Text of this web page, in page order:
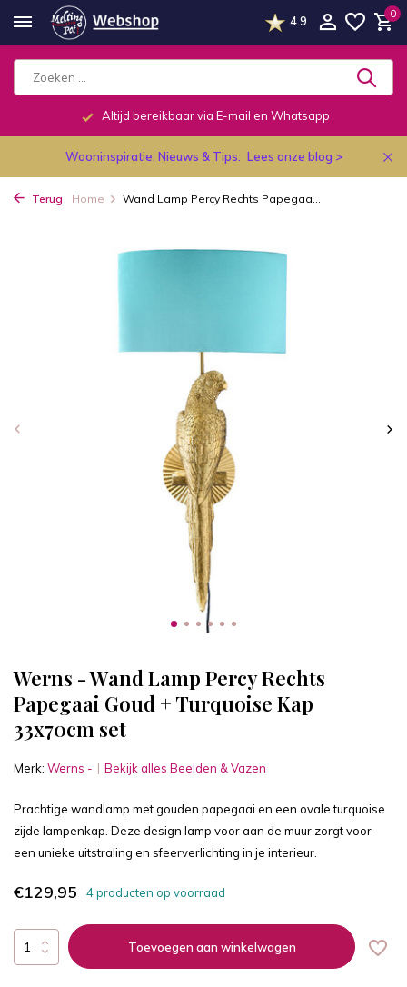
4.9
0
Altijd bereikbaar via E-mail en Whatsapp
Wooninspiratie, Nieuws & Tips: Lees onze blog >
Terug Home Wand Lamp Percy Rechts Papegaa...
Werns - Wand Lamp Percy Rechts
Papegaai Goud + Turquoise Kap
33x70cm set
Merk: Werns - Bekijk alles Beelden & Vazen
Prachtige wandlamp met gouden papegaai en een ovale turquoise
zijde lampenkap. Deze design lamp voor aan de muur zorgt voor
een unieke uitstraling en sfeerverlichting in je interieur.
€129,95 4 producten op voorraad
Toevoegen aan winkelwagen